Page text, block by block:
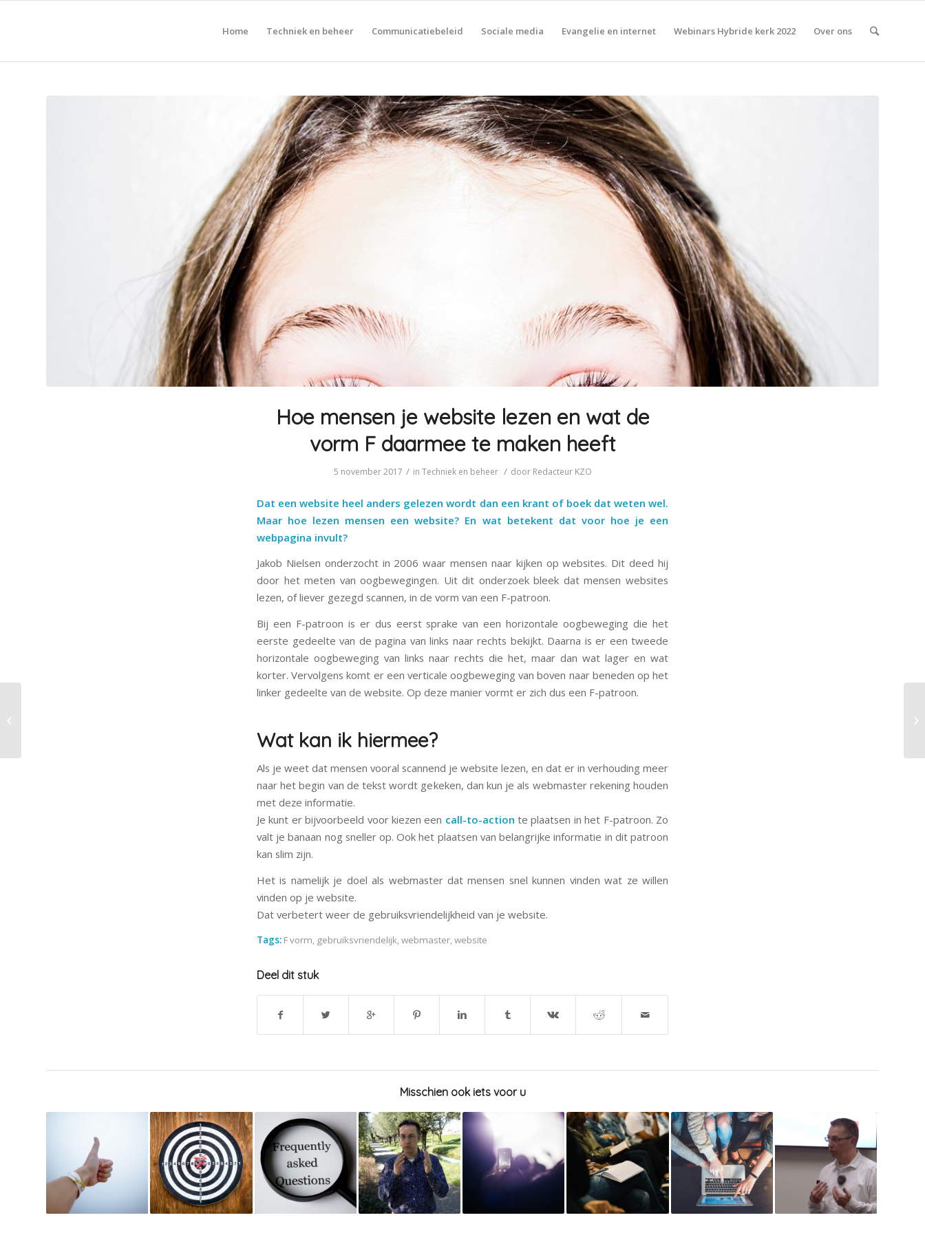
Home Techniek en beheer Communicatiebeleid Sociale media Evangelie en internet Webinars Hybride kerk 2022 Over ons
Hoe mensen je website lezen en wat de
vorm F daarmee te maken heeft
5 november 2017 / in Techniek en beheer / door Redacteur KZO
Dat een website heel anders gelezen wordt dan een krant of boek dat weten wel.
Maar hoe lezen mensen een website? En wat betekent dat voor hoe je een
webpagina invult?
Jakob Nielsen onderzocht in 2006 waar mensen naar kijken op websites. Dit deed hij
door het meten van oogbewegingen. Uit dit onderzoek bleek dat mensen websites
lezen, of liever gezegd scannen, in de vorm van een F-patroon.
Bij een F-patroon is er dus eerst sprake van een horizontale oogbeweging die het
eerste gedeelte van de pagina van links naar rechts bekijkt. Daarna is er een tweede
horizontale oogbeweging van links naar rechts die het, maar dan wat lager en wat
korter. Vervolgens komt er een verticale oogbeweging van boven naar beneden op het
linker gedeelte van de website. Op deze manier vormt er zich dus een F-patroon.
Wat kan ik hiermee?
Als je weet dat mensen vooral scannend je website lezen, en dat er in verhouding meer
naar het begin van de tekst wordt gekeken, dan kun je als webmaster rekening houden
met deze informatie.
Je kunt er bijvoorbeeld voor kiezen een call-to-action te plaatsen in het F-patroon. Zo
valt je banaan nog sneller op. Ook het plaatsen van belangrijke informatie in dit patroon
kan slim zijn.
Het is namelijk je doel als webmaster dat mensen snel kunnen vinden wat ze willen
vinden op je website.
Dat verbetert weer de gebruiksvriendelijkheid van je website.
Tags: F vorm, gebruiksvriendelijk,webmaster,website
Deel dit stuk
Misschien ook iets voor u